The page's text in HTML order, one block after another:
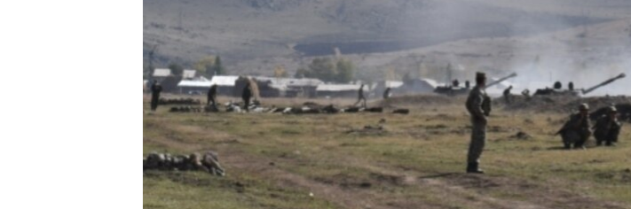
ՁԳՏԵԼՈՎ ԼԱՎԱԳՈՒՅՆԻՆ